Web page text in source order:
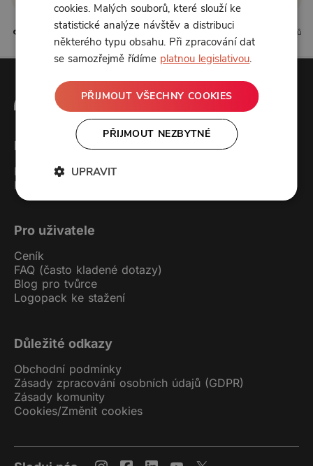
5 líbí 0 komentářů
Forendors
Kontakt
Podcast studio
Pro uživatele
Ceník
FAQ (často kladené dotazy)
Blog pro tvůrce
Logopack ke stažení
Důležité odkazy
Obchodní podmínky
Zásady zpracování osobních údajů (GDPR)
Zásady komunity
Cookies/Změnit cookies
cookies. Malých souborů, které slouží ke
statistické analýze návštěv a distribuci
některého typu obsahu. Při zpracování dat
se samozřejmě řídíme platnou legislativou.
PŘIJMOUT VŠECHNY COOKIES
PŘIJMOUT NEZBYTNÉ
UPRAVIT